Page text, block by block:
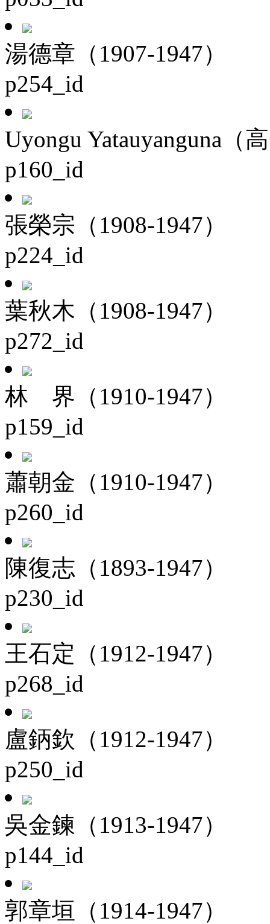
湯德章（1907-1947）
p254_id
Uyongu Yatauyanguna（
p160_id
張榮宗（1908-1947）
p224_id
葉秋木（1908-1947）
p272_id
林 界（1910-1947）
p159_id
蕭朝金（1910-1947）
p260_id
陳復志（1893-1947）
p230_id
王石定（1912-1947）
p268_id
盧鈵欽（1912-1947）
p250_id
吳金鍊（1913-1947）
p144_id
郭章垣（1914-1947）